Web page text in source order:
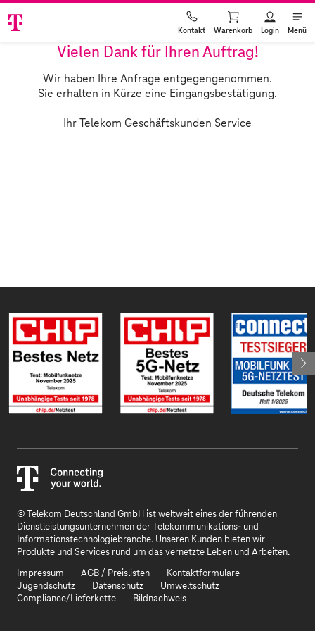
Kontakt Warenkorb Login Menü
Vielen Dank für Ihren Auftrag!
Wir haben Ihre Anfrage entgegengenommen.
Sie erhalten in Kürze eine Eingangsbestätigung.
Ihr Telekom Geschäftskunden Service
© Telekom Deutschland GmbH ist weltweit eines der führenden
Dienstleistungsunternehmen der Telekommunikations- und
Informationstechnologiebranche. Unseren Kunden bieten wir
Produkte und Services rund um das vernetzte Leben und Arbeiten.
Impressum
AGB / Preislisten
Kontaktformulare
Jugendschutz
Datenschutz
Umweltschutz
Compliance/Lieferkette
Bildnachweis